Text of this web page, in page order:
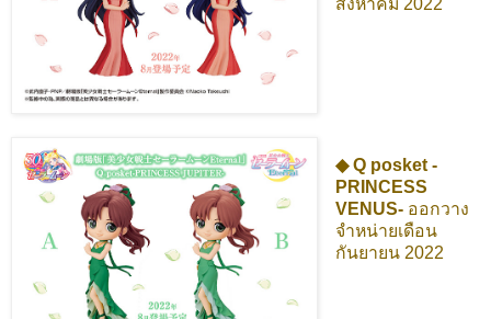
สิงหาคม 2022
◆ Q posket -
PRINCESS
VENUS- ออกวาง
จำหน่ายเดือน
กันยายน 2022